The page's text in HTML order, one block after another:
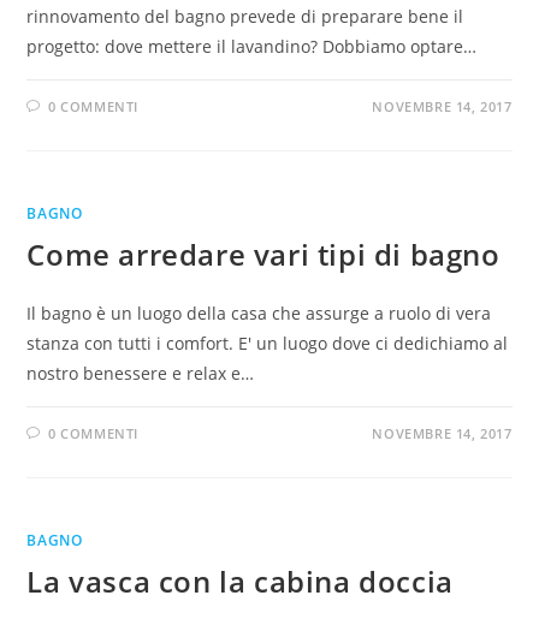
rinnovamento del bagno prevede di preparare bene il
progetto: dove mettere il lavandino? Dobbiamo optare…
0 COMMENTI NOVEMBRE 14, 2017
BAGNO
Come arredare vari tipi di bagno
Il bagno è un luogo della casa che assurge a ruolo di vera
stanza con tutti i comfort. E' un luogo dove ci dedichiamo al
nostro benessere e relax e…
0 COMMENTI NOVEMBRE 14, 2017
BAGNO
La vasca con la cabina doccia